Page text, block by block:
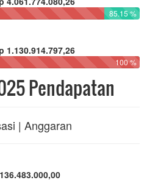
85.15 %
1.130.914.797,26
100 %
Pendapatan
| Anggaran